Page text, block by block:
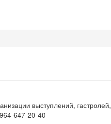
выступлений, гастролей,
647-20-40